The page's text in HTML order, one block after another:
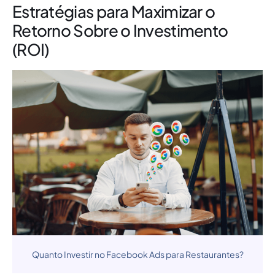
Estratégias para Maximizar o
Retorno Sobre o Investimento
(ROI)
Quanto Investir no Facebook Ads para Restaurantes?